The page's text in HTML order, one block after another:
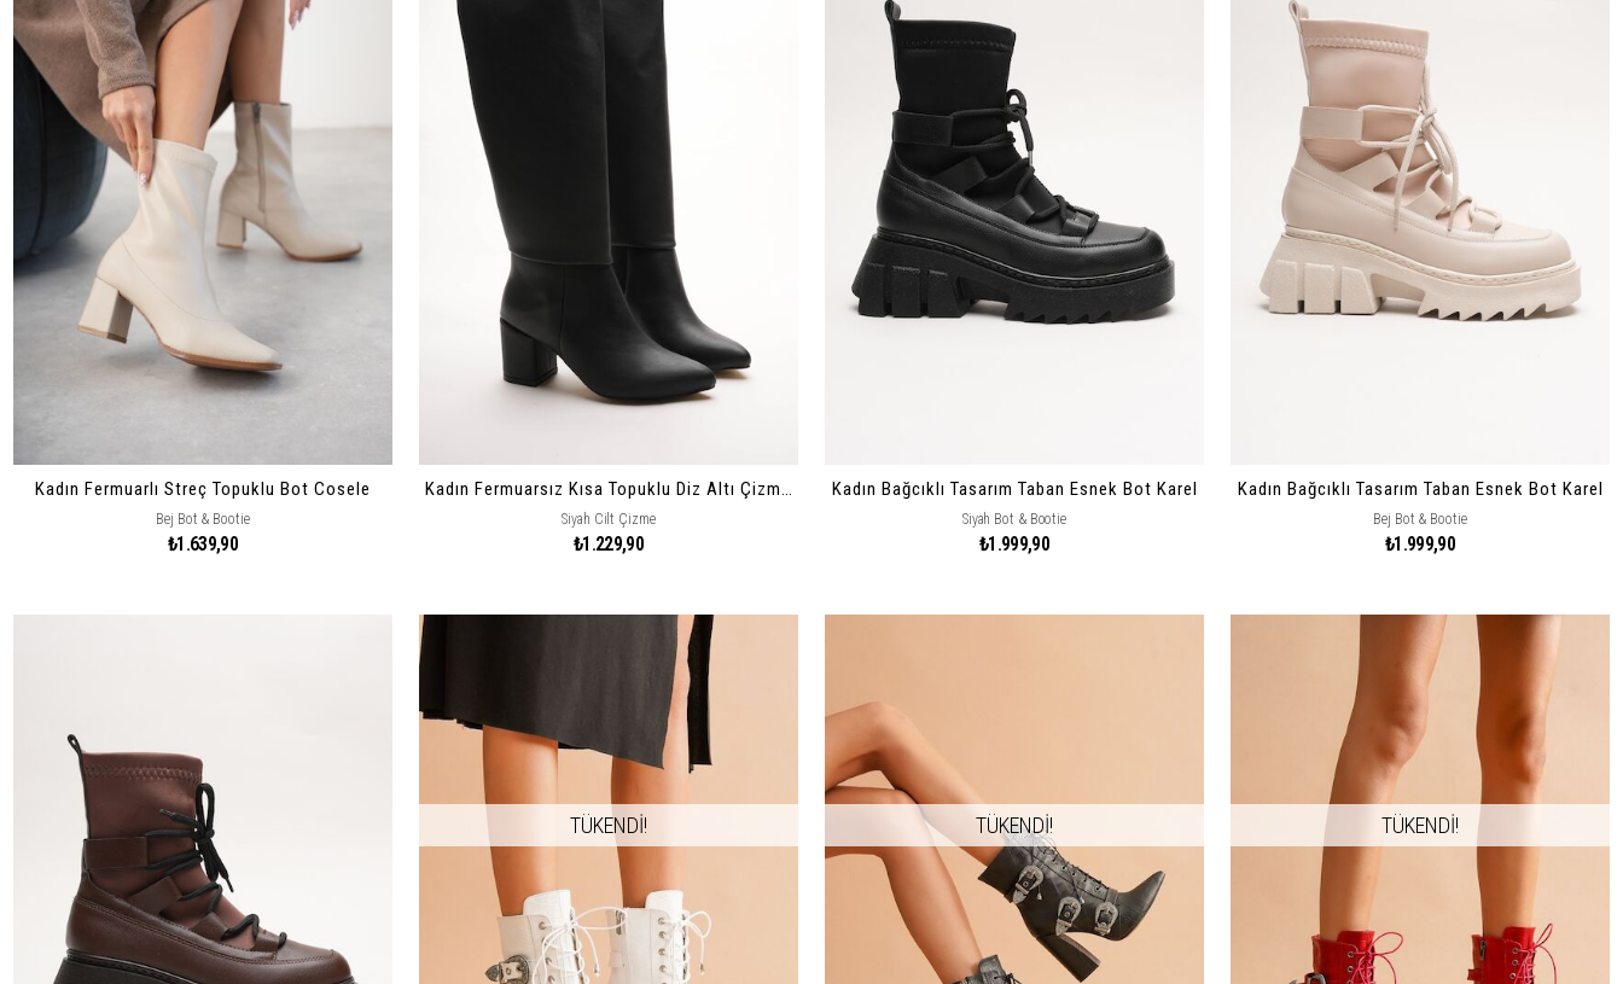
Kadın Fermuarlı Streç Topuklu Bot Cosele
Bej Bot & Bootie
₺1.639,90
Siyah Cilt Çizme
₺1.229,90
Kadın Bağcıklı Tasarım Taban Esnek Bot Karel
Siyah Bot & Bootie
₺1.999,90
Kadın Bağcıklı Tasarım Taban Esnek Bot Karel
Bej Bot & Bootie
₺1.999,90
TÜKENDİ! TÜKENDİ! TÜKENDİ!